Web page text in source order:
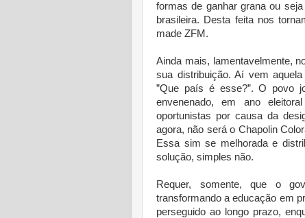
formas de ganhar grana ou
brasileira. Desta feita nos
made ZFM.
Ainda mais, lamentavelmente,
sua distribuição. Aí vem
”Que país é esse?”. O povo
envenenado, em ano
oportunistas por causa da
agora, não será o Chapolin
Essa sim se melhorada e
solução, simples não.
Requer, somente, que o
transformando a educação em
perseguido ao longo prazo,